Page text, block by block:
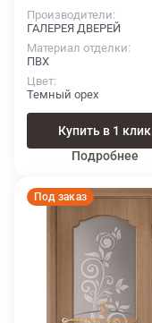
Производители
ГАЛЕРЕЯ ДВЕРЕЙ
Материал отделки
ПВХ
Цвет
Темный орех
Купить в 1 клик
Подробнее
Под заказ